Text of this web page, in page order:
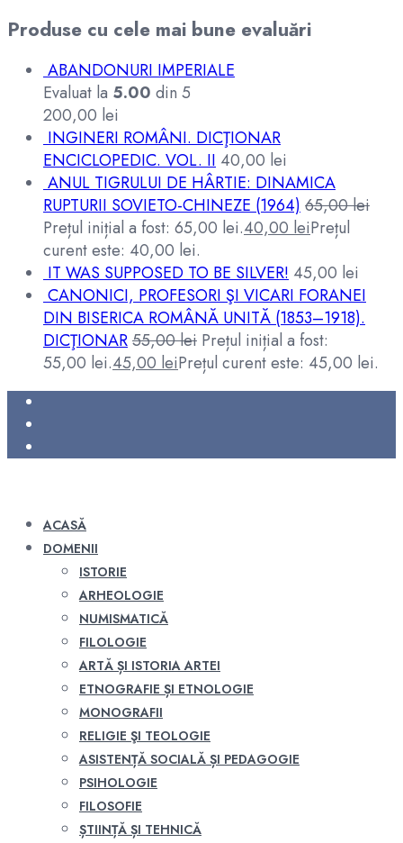
Produse cu cele mai bune evaluări
ABANDONURI IMPERIALE
Evaluat la 5.00 din 5
200,00 lei
INGINERI ROMÂNI. DICŢIONAR
ENCICLOPEDIC. VOL. II 40,00 lei
ANUL TIGRULUI DE HÂRTIE: DINAMICA
RUPTURII SOVIETO-CHINEZE (1964) 65,00lei
Prețul inițial a fost: 65,00 lei.40,00 leiPrețul
curent este: 40,00 lei.
IT WAS SUPPOSED TO BE SILVER! 45,00 lei
CANONICI, PROFESORI ŞI VICARI FORANEI
DIN BISERICA ROMÂNĂ UNITĂ (1853–1918).
DICŢIONAR55,00lei Prețul inițial a fost:
55,00 lei.45,00 leiPrețul curent este: 45,00 lei.
ACASĂ
DOMENII
ISTORIE
ARHEOLOGIE
NUMISMATICĂ
FILOLOGIE
ARTĂ ȘI ISTORIA ARTEI
ETNOGRAFIE ȘI ETNOLOGIE
MONOGRAFII
RELIGIE ŞI TEOLOGIE
ASISTENȚĂ SOCIALĂ ȘI PEDAGOGIE
PSIHOLOGIE
FILOSOFIE
ȘTIINȚĂ ȘI TEHNICĂ